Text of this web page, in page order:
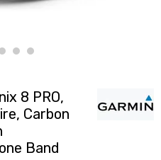
8 PRO,
Carbon
Band